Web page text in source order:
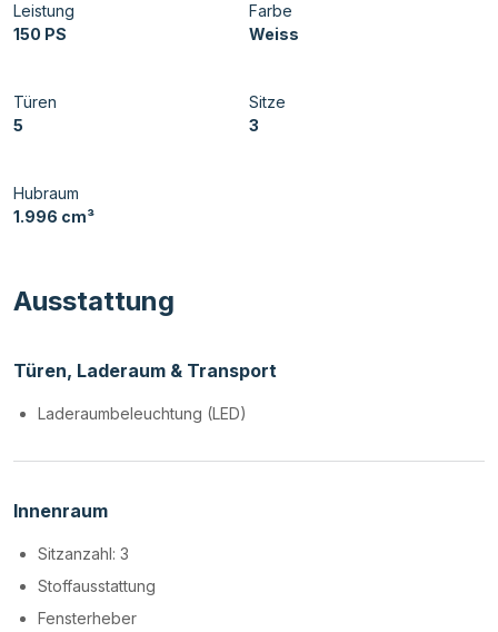
Leistung
150 PS
Farbe
Weiss
Türen
5
Sitze
3
Hubraum
1.996 cm³
Ausstattung
Türen, Laderaum & Transport
Laderaumbeleuchtung (LED)
Innenraum
Sitzanzahl: 3
Stoffausstattung
Fensterheber